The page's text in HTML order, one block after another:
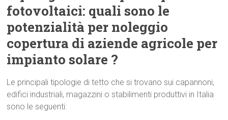
fotovoltaici: quali sono le
potenzialità per noleggio
copertura di aziende agricole per
impianto solare ?
Le principali tipologie di tetto che si trovano sui capannoni,
edifici industriali, magazzini o stabilimenti produttivi in Italia
sono le seguenti: